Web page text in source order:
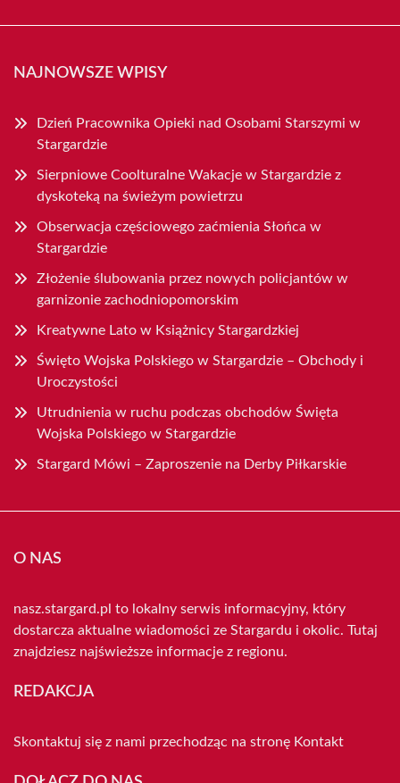
NAJNOWSZE WPISY
Dzień Pracownika Opieki nad Osobami Starszymi w
Stargardzie
Sierpniowe Coolturalne Wakacje w Stargardzie z
dyskoteką na świeżym powietrzu
Obserwacja częściowego zaćmienia Słońca w
Stargardzie
Złożenie ślubowania przez nowych policjantów w
garnizonie zachodniopomorskim
Kreatywne Lato w Książnicy Stargardzkiej
Święto Wojska Polskiego w Stargardzie – Obchody i
Uroczystości
Utrudnienia w ruchu podczas obchodów Święta
Wojska Polskiego w Stargardzie
Stargard Mówi – Zaproszenie na Derby Piłkarskie
O NAS
nasz.stargard.pl to lokalny serwis informacyjny, który
dostarcza aktualne wiadomości ze Stargardu i okolic. Tutaj
znajdziesz najświeższe informacje z regionu.
REDAKCJA
Skontaktuj się z nami przechodząc na stronę Kontakt